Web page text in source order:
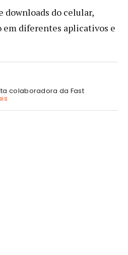
downloads do celular,
em diferentes aplicativos e
colaboradora da Fast